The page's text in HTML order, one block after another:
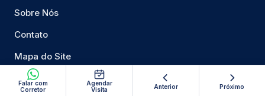
Falar com
Corretor
Agendar
Visita
Anterior Próximo
Sobre Nós
Contato
Mapa do Site
Privacidade